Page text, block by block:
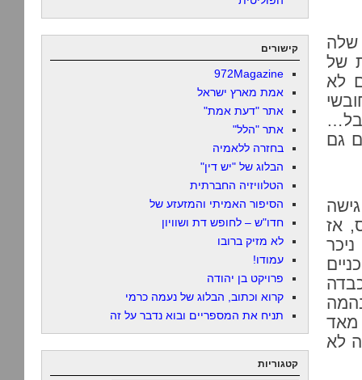
שלה
של
לא
גם
אז
מאד
לא
קישורים
972Magazine
אמת מארץ ישראל
אתר "דעת אמת"
אתר "הלל"
בחזרה ללאמיה
הבלוג של "יש דין"
הטלוויזיה החברתית
הסיפור האמיתי והמזעזע של
חדו"ש – לחופש דת ושוויון
לא מזיק ברובו
עמודו!
פרויקט בן יהודה
קרוא וכתוב, הבלוג של נעמה כרמי
תניח את המספריים ובוא נדבר על זה
קטגוריות